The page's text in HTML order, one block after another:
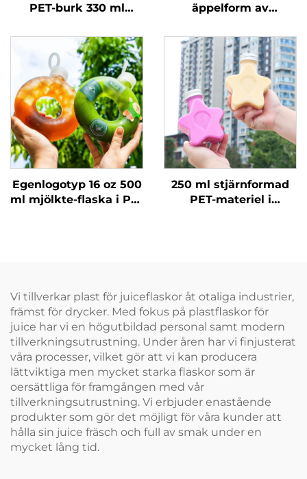
PET-burk 330 ml
transparent popburk
äppelform av
PET-material,
plastförpackning för
juice och drycker,
kreativ design som
barn gillar
Egenlogotyp 16 oz 500
ml mjölkte-flaska i PP-
250 ml stjärnformad
PET-materiel i
Vi tillverkar plast för juiceflaskor åt otaliga industrier,
främst för drycker. Med fokus på plastflaskor för
juice har vi en högutbildad personal samt modern
tillverkningsutrustning. Under åren har vi finjusterat
våra processer, vilket gör att vi kan producera
lättviktiga men mycket starka flaskor som är
oersättliga för framgången med vår
tillverkningsutrustning. Vi erbjuder enastående
produkter som gör det möjligt för våra kunder att
hålla sin juice fräsch och full av smak under en
mycket lång tid.